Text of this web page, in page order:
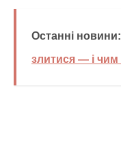
Останні новини:
злитися — і